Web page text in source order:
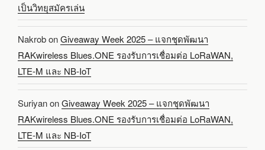
เป็นวิทยุสมัครเล่น
NakrobonGiveaway Week 2025 – แจกชุดพัฒนา
RAKwireless Blues.ONE รองรับการเชื่อมต่อ LoRaWAN,
LTE-M และ NB-IoT
SuriyanonGiveaway Week 2025 – แจกชุดพัฒนา
RAKwireless Blues.ONE รองรับการเชื่อมต่อ LoRaWAN,
LTE-M และ NB-IoT